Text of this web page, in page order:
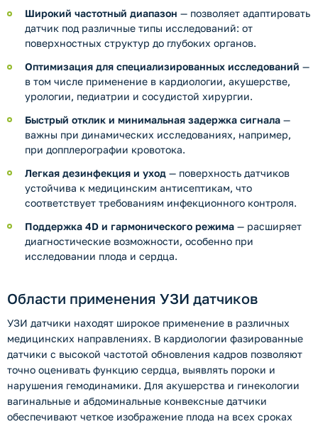
Широкий частотный диапазон — позволяет адаптировать
датчик под различные типы исследований: от
поверхностных структур до глубоких органов.
Оптимизация для специализированных исследований —
в том числе применение в кардиологии, акушерстве,
урологии, педиатрии и сосудистой хирургии.
Быстрый отклик и минимальная задержка сигнала —
важны при динамических исследованиях, например,
при допплерографии кровотока.
Легкая дезинфекция и уход — поверхность датчиков
устойчива к медицинским антисептикам, что
соответствует требованиям инфекционного контроля.
Поддержка 4D и гармонического режима — расширяет
диагностические возможности, особенно при
исследовании плода и сердца.
Области применения УЗИ датчиков
УЗИ датчики находят широкое применение в различных
медицинских направлениях. В кардиологии фазированные
датчики с высокой частотой обновления кадров позволяют
точно оценивать функцию сердца, выявлять пороки и
нарушения гемодинамики. Для акушерства и гинекологии
вагинальные и абдоминальные конвексные датчики
обеспечивают четкое изображение плода на всех сроках